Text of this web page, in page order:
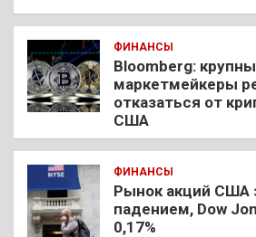
ФИНАНСЫ
Bloomberg:
маркетмейкеры
отказаться от
США
ФИНАНСЫ
Рынок акций США
падением, Dow
0,17%